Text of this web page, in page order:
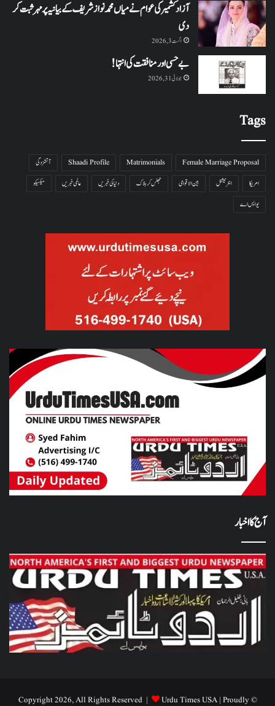
آزاد کشمیر کی عوام نے میاں محمد نواز شریف کے بیانیہ پر مہر ثبت کر
دی
اگست 3, 2026
بے حسی اور منافقت کی انتہا !
جولائی 31, 2026
Tags
Female Marriage Proposal
Matrimonials
Shaadi Profile
آتشزدگی
امریکا
انٹرنیشنل بین الاقوامی جھلس کر ہلاک دنیا کی خبریں عالمی خبریں
میکسیکو
یو ایس اے
آج کا اخبار
© Copyright 2026, All Rights Reserved |
Urdu Times USA| Proudly